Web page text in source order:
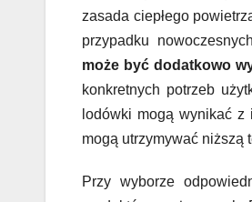
zasada ciepłego
przypadku
może być dodatkowo
konkretnych potrzeb
lodówki mogą wynikać z
mogą utrzymywać niższą
Przy wyborze